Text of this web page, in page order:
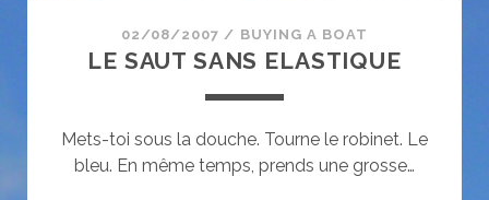
02/08/2007 / BUYING A BOAT
LE SAUT SANS ELASTIQUE
Mets-toi sous la douche. Tourne le robinet. Le
bleu. En même temps, prends une grosse…